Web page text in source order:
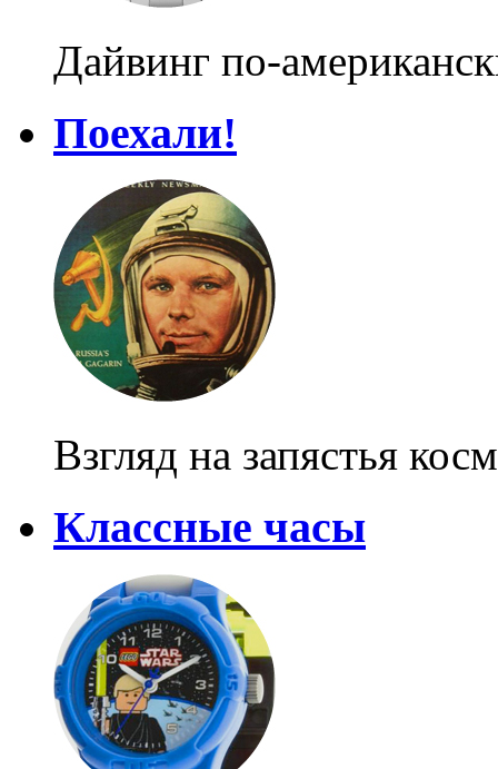
Дайвинг по-
Поехали!
Взгляд на запястья
Классные часы